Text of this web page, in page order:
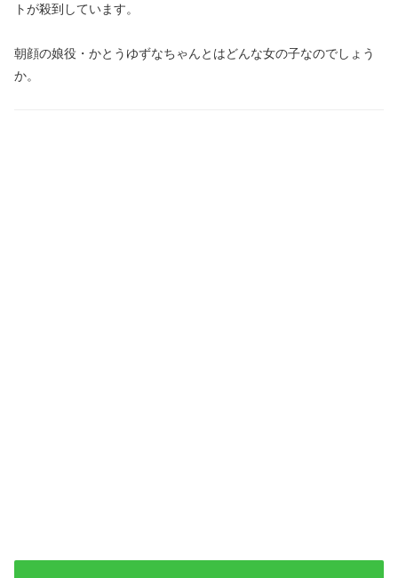
トが殺到しています。
朝顔の娘役・かとうゆずなちゃんとはどんな女の子なのでしょう
か。